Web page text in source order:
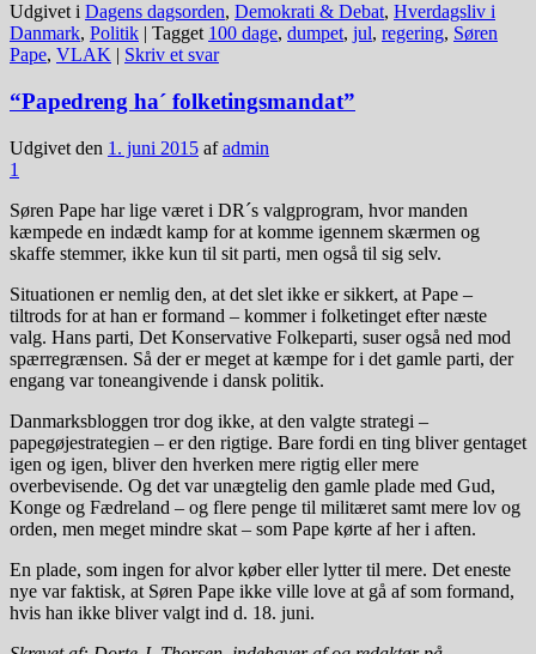
Udgivet i Dagens dagsorden, Demokrati & Debat, Hverdagsliv i
Danmark, Politik | Tagget 100 dage, dumpet, jul, regering, Søren
Pape, VLAK | Skriv et svar
“Papedreng ha´ folketingsmandat”
Udgivet den 1. juni 2015 afadmin
1
Søren Pape har lige været i DR´s valgprogram, hvor manden
kæmpede en indædt kamp for at komme igennem skærmen og
skaffe stemmer, ikke kun til sit parti, men også til sig selv.
Situationen er nemlig den, at det slet ikke er sikkert, at Pape –
tiltrods for at han er formand – kommer i folketinget efter næste
valg. Hans parti, Det Konservative Folkeparti, suser også ned mod
spærregrænsen. Så der er meget at kæmpe for i det gamle parti, der
engang var toneangivende i dansk politik.
Danmarksbloggen tror dog ikke, at den valgte strategi –
papegøjestrategien – er den rigtige. Bare fordi en ting bliver gentaget
igen og igen, bliver den hverken mere rigtig eller mere
overbevisende. Og det var unægtelig den gamle plade med Gud,
Konge og Fædreland – og flere penge til militæret samt mere lov og
orden, men meget mindre skat – som Pape kørte af her i aften.
En plade, som ingen for alvor køber eller lytter til mere. Det eneste
nye var faktisk, at Søren Pape ikke ville love at gå af som formand,
hvis han ikke bliver valgt ind d. 18. juni.